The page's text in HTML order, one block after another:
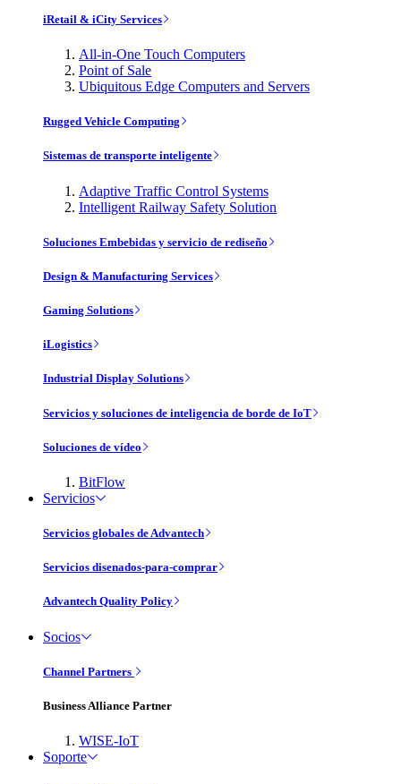
iRetail & iCity Services
All-in-One Touch Computers
Point of Sale
Ubiquitous Edge Computers and Servers
Rugged Vehicle Computing
Sistemas de transporte inteligente
Adaptive Traffic Control Systems
Intelligent Railway Safety Solution
Soluciones Embebidas y servicio de rediseño
Design & Manufacturing Services
Gaming Solutions
iLogistics
Industrial Display Solutions
Servicios y soluciones de inteligencia de borde de IoT
Soluciones de vídeo
BitFlow
Servicios
Servicios globales de Advantech
Servicios disenados-para-comprar
Advantech Quality Policy
Socios
Channel Partners
Business Alliance Partner
WISE-IoT
Soporte